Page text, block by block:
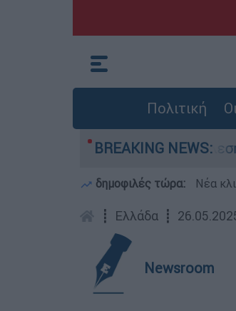
Πολιτική
BREAKING NEWS:
και για την εκτέλεση Ζαμπούνη
δημοφιλές τώρα: Νέα
┋ Ελλάδα ┋
Newsroom